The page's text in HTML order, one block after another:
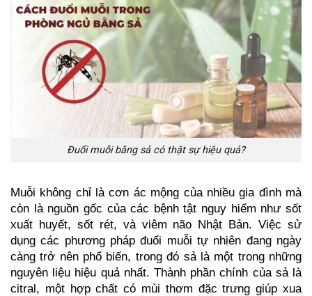
Đuổi muỗi bằng sả có thật sự hiệu quả?
Muỗi không chỉ là cơn ác mộng của nhiều gia đình mà
còn là nguồn gốc của các bệnh tật nguy hiểm như sốt
xuất huyết, sốt rét, và viêm não Nhật Bản. Việc sử
dụng các phương pháp đuổi muỗi tự nhiên đang ngày
càng trở nên phổ biến, trong đó sả là một trong những
nguyên liệu hiệu quả nhất. Thành phần chính của sả là
citral, một hợp chất có mùi thơm đặc trưng giúp xua